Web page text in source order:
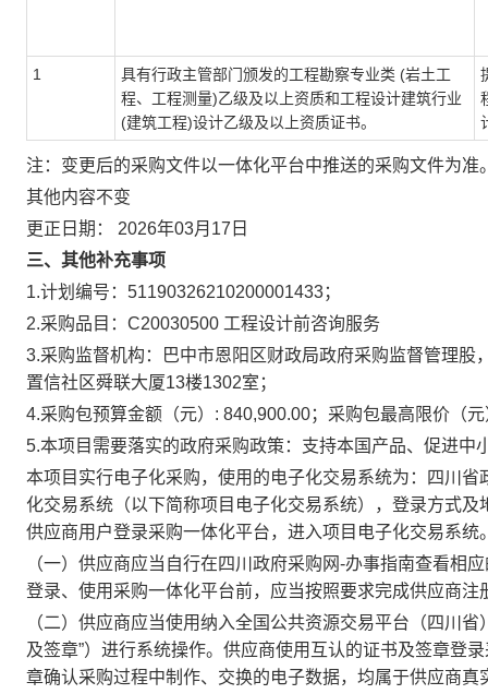
1 具有行政主管部门颁发的工程勘察专业类 (岩土工
程、工程测量)乙级及以上资质和工程设计建筑行业
(建筑工程)设计乙级及以上资质证书。
注：变更后的采购文件以一体化平台中推送的采购文件为准
其他内容不变
更正日期： 2026年03月17日
三、其他补充事项
1.计划编号：51190326210200001433；
2.采购品目：C20030500 工程设计前咨询服务
3.采购监督机构：巴中市恩阳区财政局政府采购监督管理
置信社区舜联大厦13楼1302室；
4.采购包预算金额（元）: 840,900.00；采购包最高限价（
5.本项目需要落实的政府采购政策：支持本国产品、促进
本项目实行电子化采购，使用的电子化交易系统为：四川
化交易系统（以下简称项目电子化交易系统），登录方式
供应商用户登录采购一体化平台，进入项目电子化交易系
（一）供应商应当自行在四川政府采购网-办事指南查看相
登录、使用采购一体化平台前，应当按照要求完成供应商
（二）供应商应当使用纳入全国公共资源交易平台（四川
及签章”）进行系统操作。供应商使用互认的证书及签章登
章确认采购过程中制作、交换的电子数据，均属于供应商